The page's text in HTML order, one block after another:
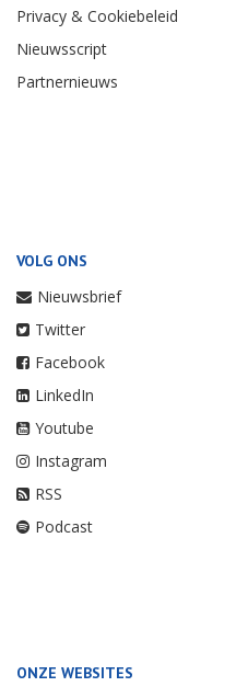
Privacy & Cookiebeleid
Nieuwsscript
Partnernieuws
VOLG ONS
Nieuwsbrief
Twitter
Facebook
LinkedIn
Youtube
Instagram
RSS
Podcast
ONZE WEBSITES